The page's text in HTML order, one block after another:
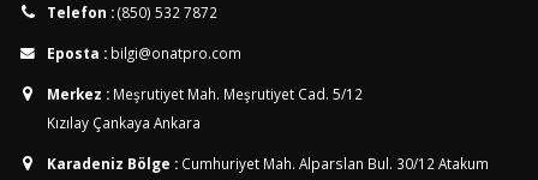
Telefon :(850) 532 7872
Eposta : bilgi@onatpro.com
Merkez : Meşrutiyet Mah. Meşrutiyet Cad. 5/12
Kızılay Çankaya Ankara
Karadeniz Bölge : Cumhuriyet Mah. Alparslan Bul. 30/12 Atakum